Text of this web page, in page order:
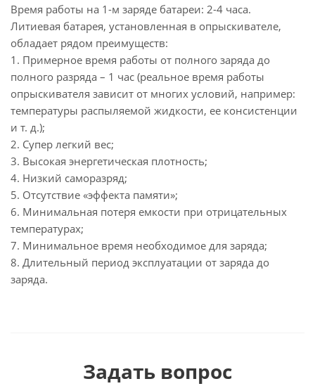
Время работы на 1-м заряде батареи: 2-4 часа.
Литиевая батарея, установленная в опрыскивателе,
обладает рядом преимуществ:
1. Примерное время работы от полного заряда до
полного разряда – 1 час (реальное время работы
опрыскивателя зависит от многих условий, например:
температуры распыляемой жидкости, ее консистенции
и т. д.);
2. Супер легкий вес;
3. Высокая энергетическая плотность;
4. Низкий саморазряд;
5. Отсутствие «эффекта памяти»;
6. Минимальная потеря емкости при отрицательных
температурах;
7. Минимальное время необходимое для заряда;
8. Длительный период эксплуатации от заряда до
заряда.
Задать вопрос